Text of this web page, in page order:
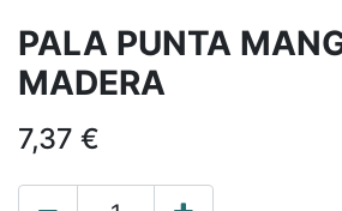
PALA PUNTA
MADERA
7,37 €